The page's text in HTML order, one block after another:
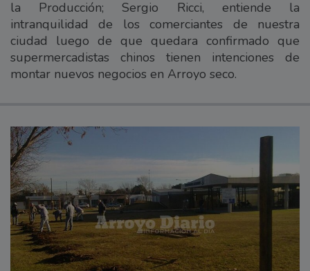
la Producción; Sergio Ricci, entiende la
intranquilidad de los comerciantes de nuestra
ciudad luego de que quedara confirmado que
supermercadistas chinos tienen intenciones de
montar nuevos negocios en Arroyo seco.